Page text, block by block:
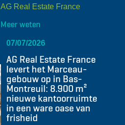
AG Real Estate France
Meer weten
07/07/2026
AG Real Estate France
levert het Marceau-
gebouw op in Bas-
Montreuil: 8.900 m²
nieuwe kantoorruimte
in een ware oase van
frisheid